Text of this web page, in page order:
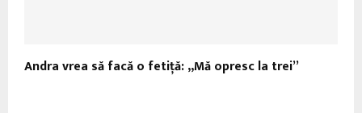
Andra vrea să facă o fetiţă: „Mă opresc la trei”